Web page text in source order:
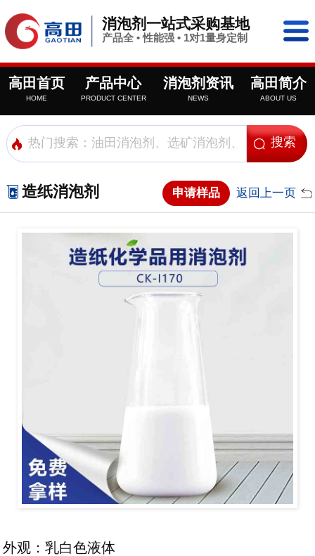
消泡剂一站式采购基地
产品全 • 性能强 • 1对1量身定制
高田首页
HOME
产品中心
PRODUCT CENTER
消泡剂资讯
NEWS
高田简介
ABOUT US
造纸消泡剂 申请样品 返回上一页
外观：乳白色液体